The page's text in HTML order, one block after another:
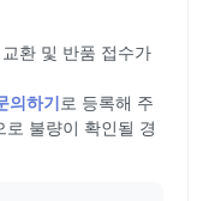
환 및 반품 접수가
의하기로 등록해 주
불량이 확인될 경